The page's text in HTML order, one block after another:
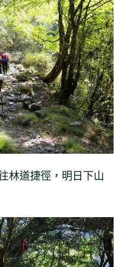
林道捷徑，明日下山